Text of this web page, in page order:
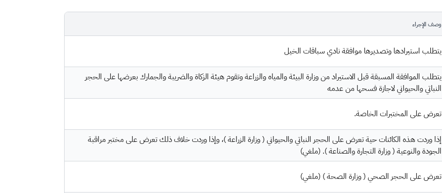
وصف الإجراء
يتطلب استيرادها وتصديرها موافقة نادي سباقات الخيل
يتطلب الموافقة المسبقة قبل الاستيراد من وزارة البيئة والمياه والزراعة وتقوم هيئة الزكاة والضريبة والجمارك بعرضها على الحجر
النباتي والحيواني لاجازة فسحها من عدمه
تعرض على المختبرات الخاصة.
إذا وردت هذه الكائنات حية تعرض على الحجر النباتي والحيواني ( وزارة الزراعة )، وإذا وردت خلاف ذلك تعرض على مختبر مراقبة
الجودة والنوعية ( وزارة التجارة والصناعة ). (ملغي)
تعرض على الحجر الصحي ( وزارة الصحة ) (ملغي)